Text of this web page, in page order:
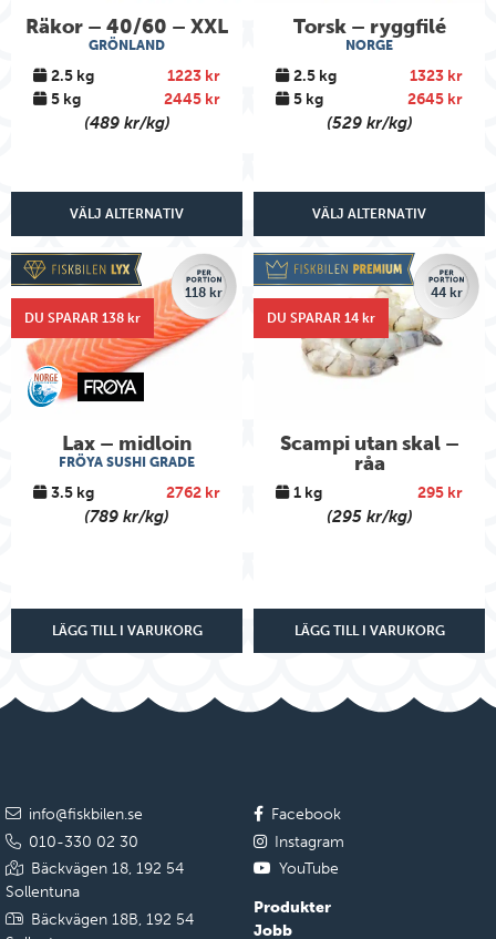
Räkor – 40/60 – XXL
GRÖNLAND
2.5 kg
1223 kr
5 kg
2445 kr
(489 kr/kg)
VÄLJ ALTERNATIV
Torsk – ryggfilé
NORGE
2.5 kg
1323 kr
5 kg
2645 kr
(529 kr/kg)
VÄLJ ALTERNATIV
118 kr
DU SPARAR 138 kr
Lax – midloin
FRÖYA SUSHI GRADE
3.5 kg 2762 kr
(789 kr/kg)
LÄGG TILL I VARUKORG
44 kr
DU SPARAR 14 kr
Scampi utan skal –
råa
1 kg 295 kr
(295 kr/kg)
LÄGG TILL I VARUKORG
info@fiskbilen.se
010-330 02 30
Bäckvägen 18, 192 54
Sollentuna
Bäckvägen 18B, 192 54
Facebook
Instagram
YouTube
Produkter
Jobb